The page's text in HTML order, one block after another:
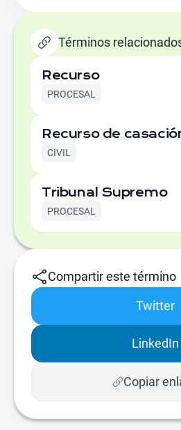
Términos
Recurso
PROCESAL
Recurso de
CIVIL
Tribunal Supremo
PROCESAL
Compartir este término
Twitter
LinkedIn
Copiar